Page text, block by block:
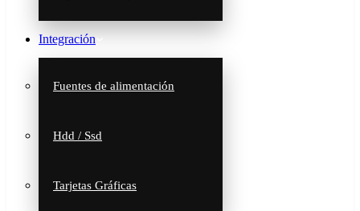
Integración
Fuentes de alimentación
Hdd / Ssd
Tarjetas Gráficas